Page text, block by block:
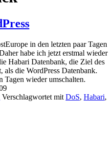
in den letzten paar Tagen
habe ich jetzt erstmal wieder
Habari Datenbank, die Ziel des
als die WordPress Datenbank.
Tagen wieder umschalten.
Verschlagwortet mit DoS, Habari,